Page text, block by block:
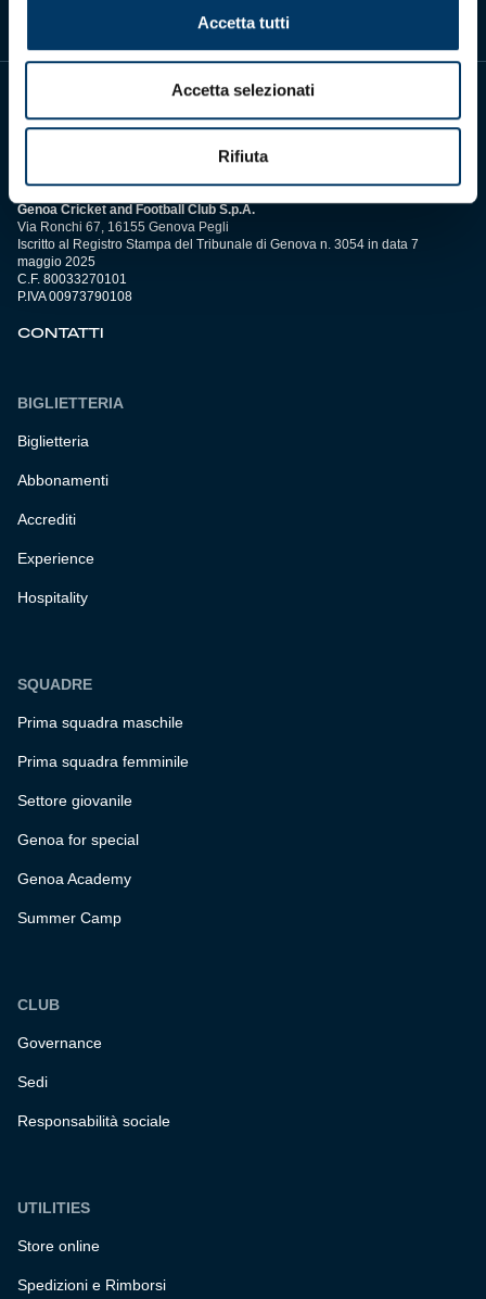
Accetta tutti
Accetta selezionati
Rifiuta
Genoa Cricket and Football Club S.p.A.
Via Ronchi 67, 16155 Genova Pegli
Iscritto al Registro Stampa del Tribunale di Genova n. 3054 in data 7
maggio 2025
C.F. 80033270101
P.IVA 00973790108
CONTATTI
BIGLIETTERIA
Biglietteria
Abbonamenti
Accrediti
Experience
Hospitality
SQUADRE
Prima squadra maschile
Prima squadra femminile
Settore giovanile
Genoa for special
Genoa Academy
Summer Camp
CLUB
Governance
Sedi
Responsabilità sociale
UTILITIES
Store online
Spedizioni e Rimborsi